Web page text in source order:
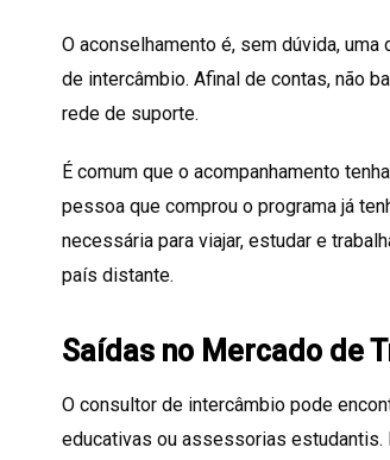
O aconselhamento é, sem dúvida,
de intercâmbio. Afinal de contas, não
rede de suporte.
É comum que o acompanhamento
pessoa que comprou o programa já
necessária para viajar, estudar e
país distante.
Saídas no Mercado de
O consultor de intercâmbio pode
educativas ou assessorias